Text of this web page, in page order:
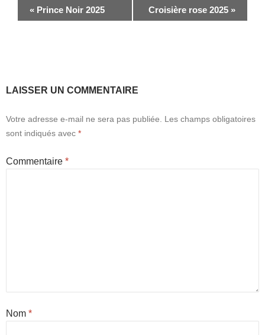
a
t
o
n
v
« Prince Noir 2025 Croisière rose 2025 »
LAISSER UN COMMENTAIRE
Votre adresse e-mail ne sera pas publiée.
Les champs obligatoires
sont indiqués avec *
Commentaire *
Nom *